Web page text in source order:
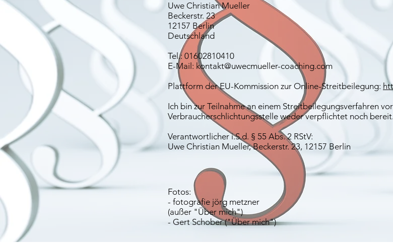
Uwe Christian Mueller
Beckerstr. 23
12157 Berlin
Deutschland
Tel.: 01602810410
E-Mail: kontakt@uwecmueller-coaching.com
Plattform der EU-Kommission zur Online-Streitbeilegung:
Ich bin zur Teilnahme an einem Streitbeilegungsverfahren
Verbraucherschlichtungsstelle weder verpflichtet noch bereit.
Verantwortlicher i.S.d. § 55 Abs. 2 RStV:
Uwe Christian Mueller, Beckerstr. 23, 12157 Berlin
Fotos:
- fotografie jörg metzner
(außer "Über mich")
- Gert Schober ("Über mich")